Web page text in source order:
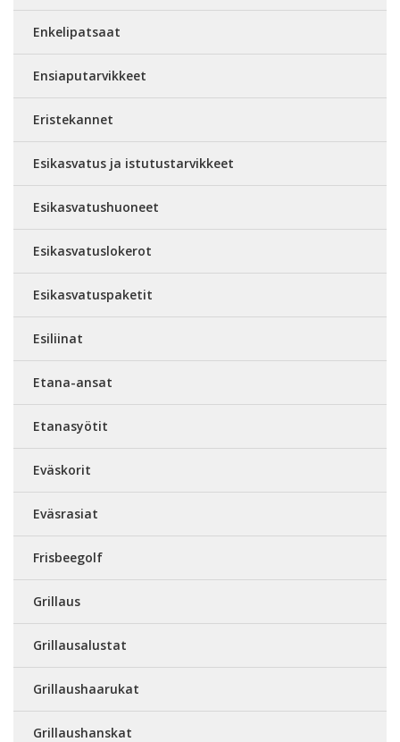
Enkelipatsaat
Ensiaputarvikkeet
Eristekannet
Esikasvatus ja istutustarvikkeet
Esikasvatushuoneet
Esikasvatuslokerot
Esikasvatuspaketit
Esiliinat
Etana-ansat
Etanasyötit
Eväskorit
Eväsrasiat
Frisbeegolf
Grillaus
Grillausalustat
Grillaushaarukat
Grillaushanskat